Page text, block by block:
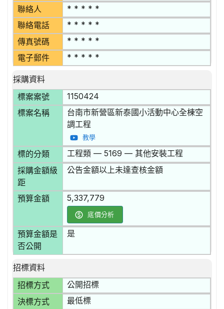
聯絡人 * * * * *
聯絡電話 * * * * *
傳真號碼 * * * * *
電子郵件 * * * * *
採購資料
標案案號
1150424
標案名稱
台南市新營區新泰國小活動中心全棟空
調工程
教學
標的分類 工程類 — 5169 — 其他安裝工程
採購金額級
距
公告金額以上未達查核金額
預算金額 5,337,779
底價分析
預算金額是
否公開
是
招標資料
招標方式
公開招標
決標方式 最低標